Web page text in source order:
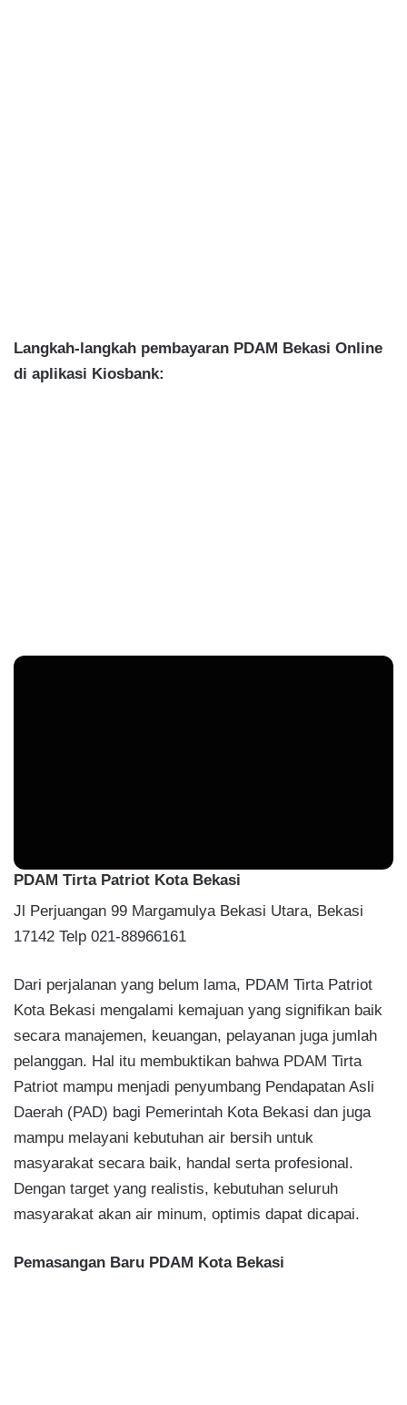
Langkah-langkah pembayaran PDAM Bekasi Online
di aplikasi Kiosbank:
PDAM Tirta Patriot Kota Bekasi
Jl Perjuangan 99 Margamulya Bekasi Utara, Bekasi
17142 Telp 021-88966161
Dari perjalanan yang belum lama, PDAM Tirta Patriot
Kota Bekasi mengalami kemajuan yang signifikan baik
secara manajemen, keuangan, pelayanan juga jumlah
pelanggan. Hal itu membuktikan bahwa PDAM Tirta
Patriot mampu menjadi penyumbang Pendapatan Asli
Daerah (PAD) bagi Pemerintah Kota Bekasi dan juga
mampu melayani kebutuhan air bersih untuk
masyarakat secara baik, handal serta profesional.
Dengan target yang realistis, kebutuhan seluruh
masyarakat akan air minum, optimis dapat dicapai.
Pemasangan Baru PDAM Kota Bekasi